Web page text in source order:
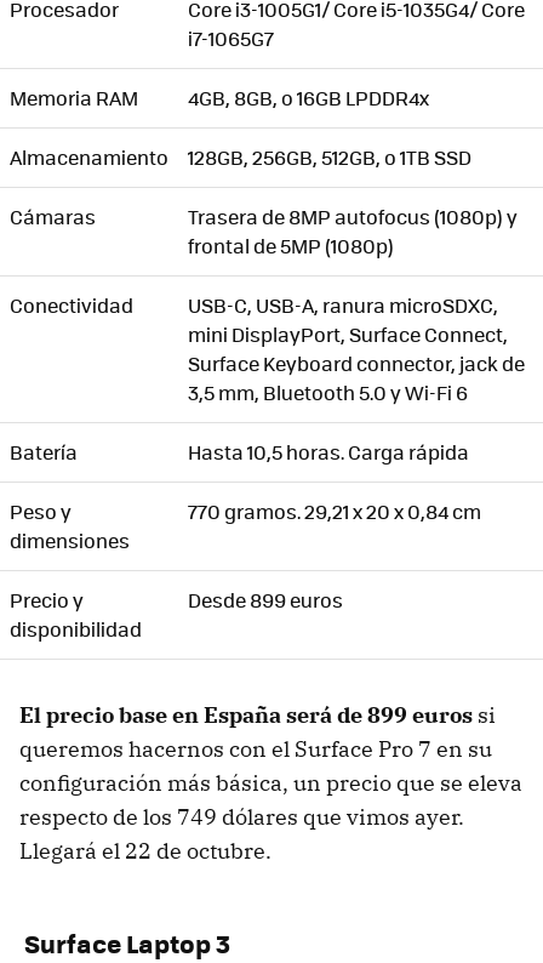
Procesador
Core i3-1005G1/ Core i5-1035G4/ Core
i7-1065G7
Memoria RAM 4GB, 8GB, o 16GB LPDDR4x
Almacenamiento 128GB, 256GB, 512GB, o 1TB SSD
Cámaras
Trasera de 8MP autofocus (1080p) y
frontal de 5MP (1080p)
Conectividad
USB-C, USB-A, ranura microSDXC,
mini DisplayPort, Surface Connect,
Surface Keyboard connector, jack de
3,5 mm, Bluetooth 5.0 y Wi-Fi 6
Batería Hasta 10,5 horas. Carga rápida
Peso y
dimensiones
770 gramos. 29,21 x 20 x 0,84 cm
Precio y
disponibilidad
Desde 899 euros
El precio base en España será de 899 euros si
queremos hacernos con el Surface Pro 7 en su
configuración más básica, un precio que se eleva
respecto de los 749 dólares que vimos ayer.
Llegará el 22 de octubre.
Surface Laptop 3